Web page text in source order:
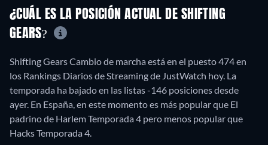
¿CUÁL ES LA POSICIÓN ACTUAL DE SHIFTING
GEARS?
Shifting Gears Cambio de marcha está en el puesto 474 en
los Rankings Diarios de Streaming de JustWatch hoy. La
temporada ha bajado en las listas -146 posiciones desde
ayer. En España, en este momento es más popular que El
padrino de Harlem Temporada 4 pero menos popular que
Hacks Temporada 4.